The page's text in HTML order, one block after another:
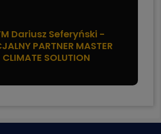
Dariusz Seferyński -
PARTNER MASTER
CLIMATE SOLUTION